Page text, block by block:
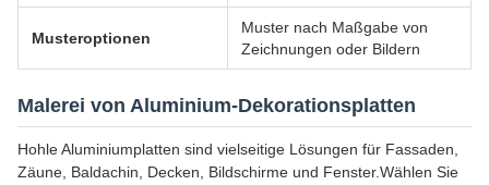
Musteroptionen
Muster nach Maßgabe von
Zeichnungen oder Bildern
Malerei von Aluminium-Dekorationsplatten
Hohle Aluminiumplatten sind vielseitige Lösungen für Fassaden,
Zäune, Baldachin, Decken, Bildschirme und Fenster.Wählen Sie